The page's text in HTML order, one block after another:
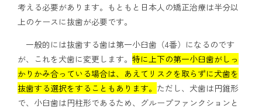
考える必要があります。もともと日本人の矯正治療は半分以
上のケースに抜歯が必要です。
一般的には抜歯する歯は第一小臼歯（4番）になるのです
が、これを犬歯に変更します。 特に上下の第一小臼歯がしっ
かりかみ合っている場合は、あえてリスクを取らずに犬歯を
抜歯する選択をすることもあります。 ただし、犬歯は円錐形
で、小臼歯は円柱形であるため、グループファンクションと